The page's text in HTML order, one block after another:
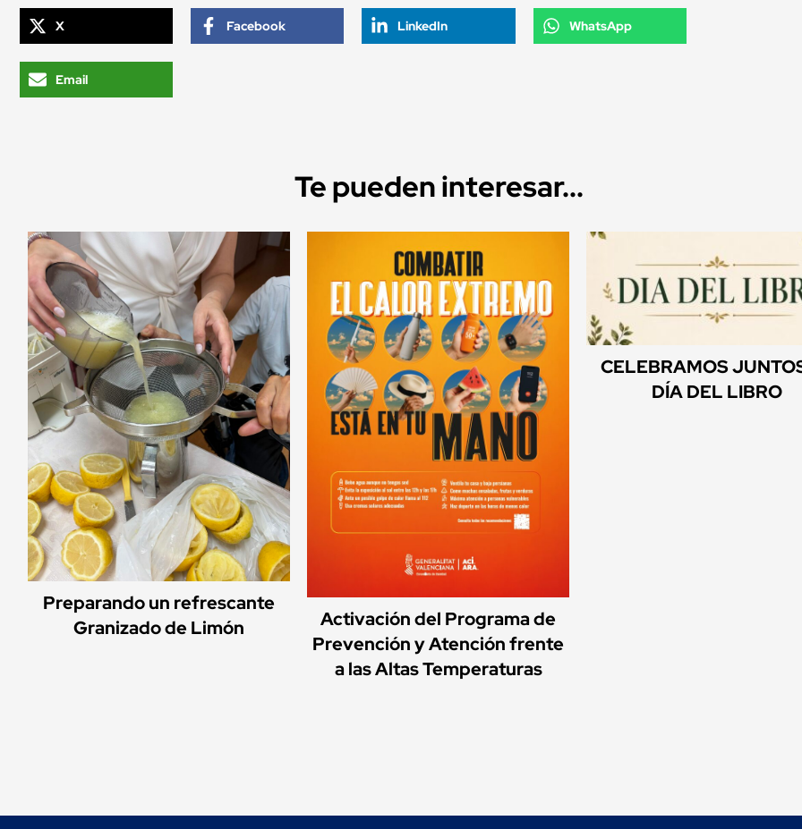
X Facebook LinkedIn WhatsApp
Email
Te pueden interesar...
Preparando un refrescante
Granizado de Limón
Activación del Programa de
Prevención y Atención frente
a las Altas Temperaturas
CELEBRAMOS
DÍA DEL LIBRO